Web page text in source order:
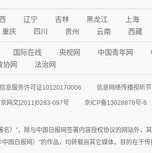
辽宁 吉林 黑龙江 上海
重庆 四川 贵州 云南 西藏
国际在线 央视网 中国青年网
协网 法治网
息服务许可证10120170006 信息网络传播视听
京网文[2011]0283-097号 京ICP备13028878号-6
）”，除与中国日报网签署内容授权协议的网站外
国日报网）”的作品，均转载自其它媒体，目的在于